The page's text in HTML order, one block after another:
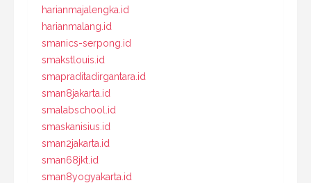
harianmajalengka.id
harianmalang.id
smanics-serpong.id
smakstlouis.id
smapraditadirgantara.id
sman8jakarta.id
smalabschool.id
smaskanisius.id
sman2jakarta.id
sman68jkt.id
sman8yogyakarta.id